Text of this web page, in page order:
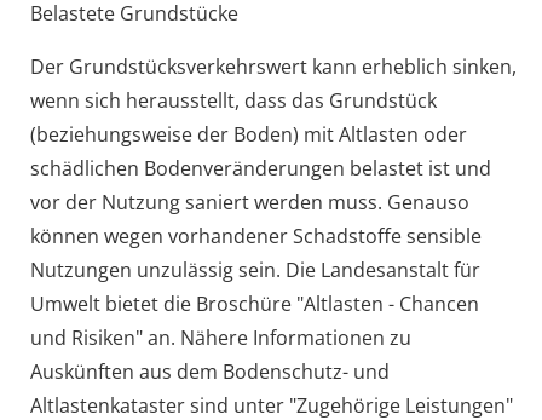
Belastete Grundstücke
Der Grundstücksverkehrswert kann erheblich sinken,
wenn sich herausstellt, dass das Grundstück
(beziehungsweise der Boden) mit Altlasten oder
schädlichen Bodenveränderungen belastet ist und
vor der Nutzung saniert werden muss. Genauso
können wegen vorhandener Schadstoffe sensible
Nutzungen unzulässig sein. Die Landesanstalt für
Umwelt bietet die Broschüre "Altlasten - Chancen
und Risiken" an. Nähere Informationen zu
Auskünften aus dem Bodenschutz- und
Altlastenkataster sind unter "Zugehörige Leistungen"